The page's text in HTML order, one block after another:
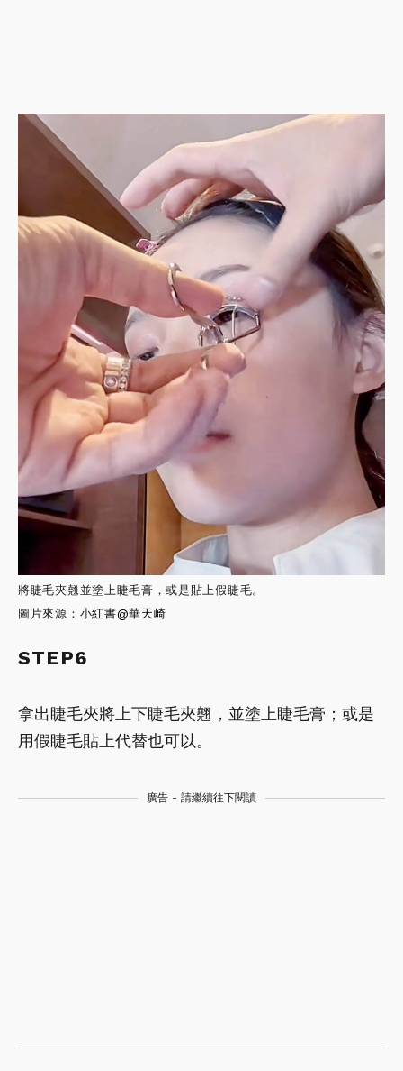
STEP6
拿出睫毛夾將上下睫毛夾翹，並塗上睫毛膏；或是
用假睫毛貼上代替也可以。
廣告 - 請繼續往下閱讀
將睫毛夾翹並塗上睫毛膏，或是貼上假睫毛。
圖片來源：小紅書@華天崎